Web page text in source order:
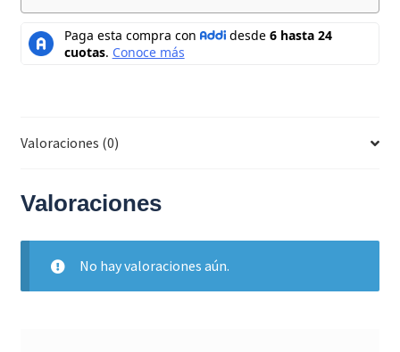
Valoraciones (0)
Valoraciones
No hay valoraciones aún.